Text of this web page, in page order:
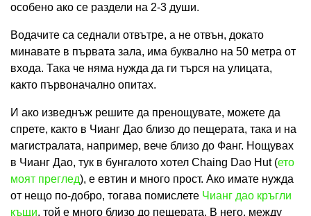
особено ако се раздели на 2-3 души.
Водачите са седнали отвътре, а не отвън, докато
минавате в първата зала, има буквално на 50 метра от
входа. Така че няма нужда да ги търся на улицата,
както първоначално опитах.
И ако изведнъж решите да пренощувате, можете да
спрете, както в Чианг Дао близо до пещерата, така и на
магистралата, например, вече близо до Фанг. Нощувах
в Чианг Дао, тук в бунгалото хотел Chaing Dao Hut (ето
моят преглед), е евтин и много прост. Ако имате нужда
от нещо по-добро, тогава помислете Чианг дао кръгли
къщи, той е много близо до пещерата. В него, между